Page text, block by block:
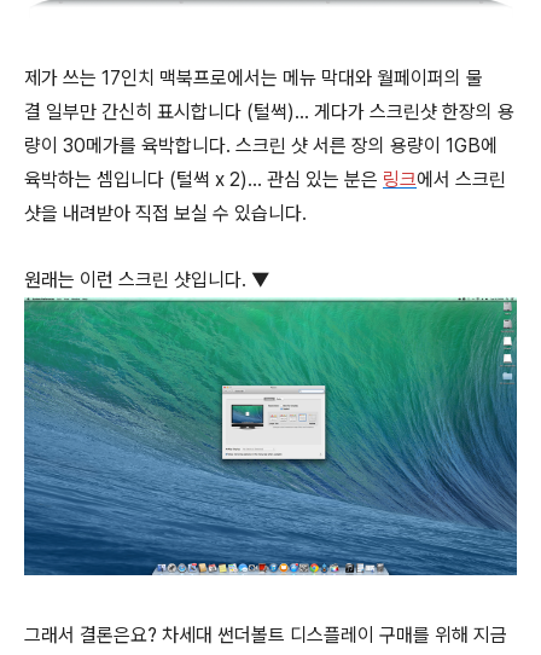
제가 쓰는 17인치 맥북프로에서는 메뉴 막대와 월페이퍼의 물
결 일부만 간신히 표시합니다 (털썩)… 게다가 스크린샷 한장의 용
량이 30메가를 육박합니다. 스크린 샷 서른 장의 용량이 1GB에
육박하는 셈입니다 (털썩 x 2)… 관심 있는 분은 링크에서 스크린
샷을 내려받아 직접 보실 수 있습니다.
원래는 이런 스크린 샷입니다. ▼
그래서 결론은요? 차세대 썬더볼트 디스플레이 구매를 위해 지금